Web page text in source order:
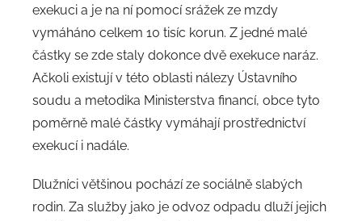
exekuci a je na ní pomocí srážek ze mzdy
vymáháno celkem 10 tisíc korun. Z jedné malé
částky se zde staly dokonce dvě exekuce naráz.
Ačkoli existují v této oblasti nálezy Ústavního
soudu a metodika Ministerstva financí, obce tyto
poměrně malé částky vymáhají prostřednictví
exekucí i nadále.
Dlužníci většinou pochází ze sociálně slabých
rodin. Za služby jako je odvoz odpadu dluží jejich